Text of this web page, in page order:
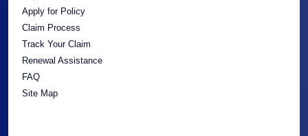
Apply for Policy
Claim Process
Track Your Claim
Renewal Assistance
FAQ
Site Map